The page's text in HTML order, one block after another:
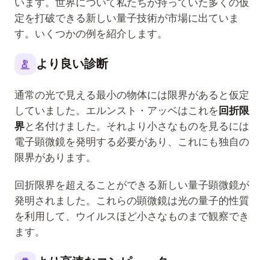
います。世界について私たちが持っていた多くの仮
定を打破できる新しい量子技術が市場に出ていま
す。いくつかの例を紹介します。
より良い診断
通常の光で見える最小の物体には限界があると仮定
していました。エルンスト・アッベはこれを 回折限
界と名付けました。それより小さなものを見るには
電子顕微鏡を発明する必要があり、これにも独自の
限界があります。
回折限界を超えることができる新しい量子顕微鏡が
発明されました。これらの顕微鏡は光の量子的性質
を利用して、ウイルスほど小さなものまで観察でき
ます。